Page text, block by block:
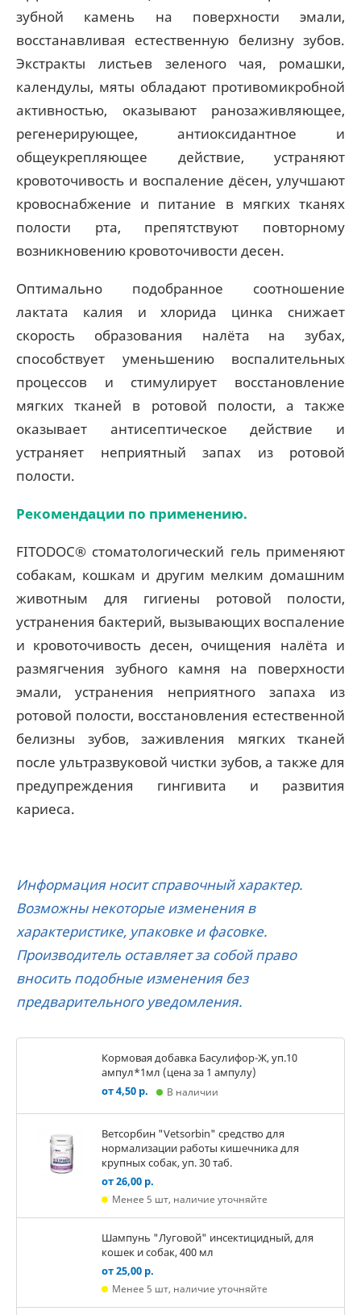
зубной камень на поверхности эмали,
восстанавливая естественную белизну зубов.
Экстракты листьев зеленого чая, ромашки,
календулы, мяты обладают противомикробной
активностью, оказывают ранозаживляющее,
регенерирующее, антиоксидантное и
общеукрепляющее действие, устраняют
кровоточивость и воспаление дёсен, улучшают
кровоснабжение и питание в мягких тканях
полости рта, препятствуют повторному
возникновению кровоточивости десен.
Оптимально подобранное соотношение
лактата калия и хлорида цинка снижает
скорость образования налёта на зубах,
способствует уменьшению воспалительных
процессов и стимулирует восстановление
мягких тканей в ротовой полости, а также
оказывает антисептическое действие и
устраняет неприятный запах из ротовой
полости.
Рекомендации по применению.
FITODOC® стоматологический гель применяют
собакам, кошкам и другим мелким домашним
животным для гигиены ротовой полости,
устранения бактерий, вызывающих воспаление
и кровоточивость десен, очищения налёта и
размягчения зубного камня на поверхности
эмали, устранения неприятного запаха из
ротовой полости, восстановления естественной
белизны зубов, заживления мягких тканей
после ультразвуковой чистки зубов, а также для
предупреждения гингивита и развития
кариеса.
Информация носит справочный характер.
Возможны некоторые изменения в
характеристике, упаковке и фасовке.
Производитель оставляет за собой право
вносить подобные изменения без
предварительного уведомления.
Кормовая добавка Басулифор-Ж, уп.10
ампул*1мл (цена за 1 ампулу)
от 4,50 р.
В наличии
Ветсорбин "Vetsorbin" средство для
нормализации работы кишечника для
крупных собак, уп. 30 таб.
от 26,00 р.
Менее 5 шт, наличие уточняйте
Шампунь "Луговой" инсектицидный, для
кошек и собак, 400 мл
от 25,00 р.
Менее 5 шт, наличие уточняйте